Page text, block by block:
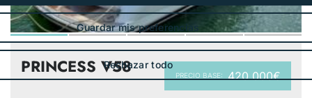
PRECIO BASE: 420 000€
PRINCESS V58